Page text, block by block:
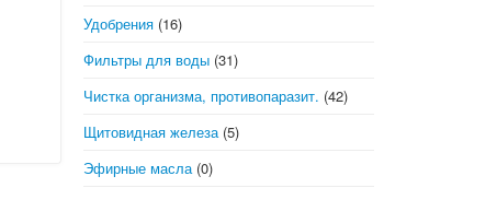
Удобрения (16)
Фильтры для воды (31)
Чистка организма, противопаразит. (42)
Щитовидная железа (5)
Эфирные масла (0)